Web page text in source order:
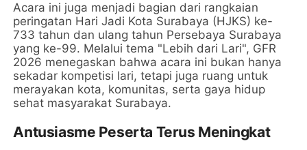
Acara ini juga menjadi bagian dari rangkaian
peringatan Hari Jadi Kota Surabaya (HJKS) ke-
733 tahun dan ulang tahun Persebaya Surabaya
yang ke-99. Melalui tema "Lebih dari Lari", GFR
2026 menegaskan bahwa acara ini bukan hanya
sekadar kompetisi lari, tetapi juga ruang untuk
merayakan kota, komunitas, serta gaya hidup
sehat masyarakat Surabaya.
Antusiasme Peserta Terus Meningkat